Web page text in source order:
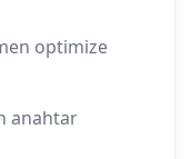
optimize
anahtar